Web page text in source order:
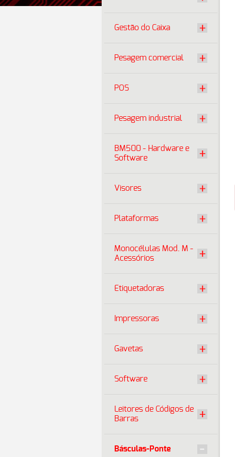
Gestão do Caixa
Pesagem comercial
POS
Pesagem industrial
BM500 - Hardware e
Software
Visores
Plataformas
Monocélulas Mod. M -
Acessórios
Etiquetadoras
Impressoras
Gavetas
Software
Leitores de Códigos de
Barras
Básculas-Ponte